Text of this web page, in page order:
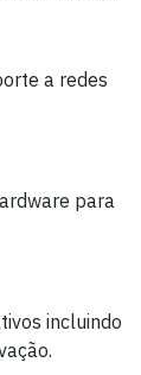
a redes
para
incluindo